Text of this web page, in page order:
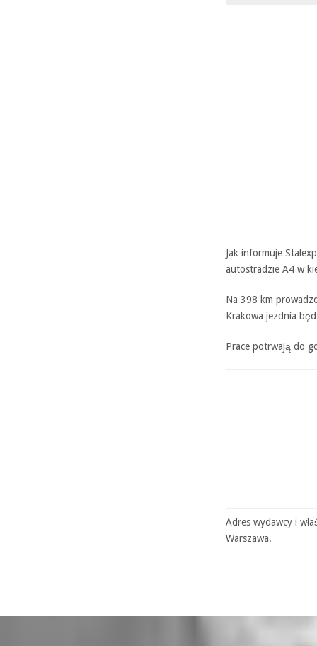
Jak informuje
autostradzie A4 w
Na 398 km
Krakowa jezdnia
Prace potrwają do
Adres wydawcy i
Warszawa.